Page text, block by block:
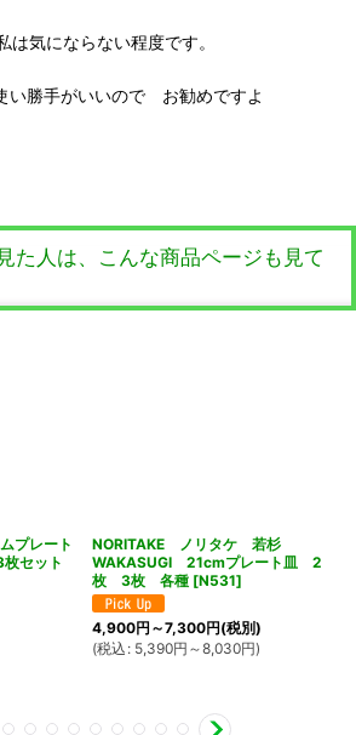
気にならない程度です。
勝手がいいので お勧めですよ
た人は、こんな商品ページも見て
プレート
セット
NORITAKE ノリタケ 若杉
WAKASUGI 21cmプレート皿 2
枚 3枚 各種 [N531]
4,900円 ～7,300円(税別)
(税込 : 5,390円 ～8,030円)